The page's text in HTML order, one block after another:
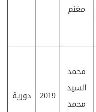
مغنم
محمد
السيد
محمد
2019 دورية